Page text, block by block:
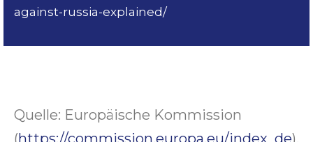
against-russia-explained/
Quelle: Europäische Kommission
(https://commission.europa.eu/index_de),